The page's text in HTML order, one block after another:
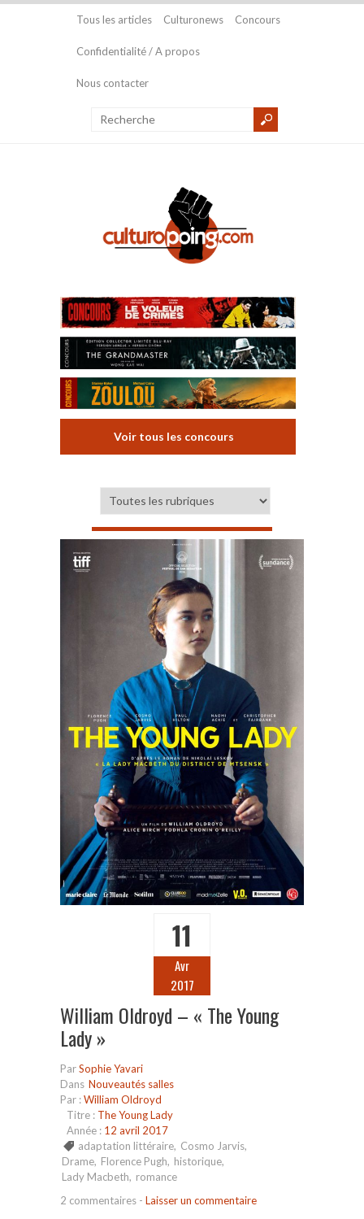
Tous les articles Culturonews Concours
Confidentialité / A propos
Nous contacter
Voir tous les concours
11
Avr
2017
William Oldroyd – « The Young
Lady »
ParSophie Yavari
Dans Nouveautés salles
Par :William Oldroyd
Titre : The Young Lady
Année : 12 avril 2017
adaptation littéraire, Cosmo Jarvis,
Drame, Florence Pugh, historique,
Lady Macbeth, romance
2 commentaires - Laisser un commentaire